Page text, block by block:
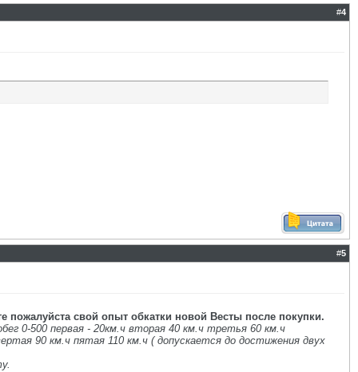
#4
#5
свой опыт обкатки новой Весты после покупки.
0-500 первая - 20км.ч вторая 40 км.ч третья 60 км.ч
90 км.ч пятая 110 км.ч ( допускается до достижения двух